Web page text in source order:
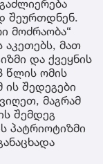
შეურთდნენ.
მოძრაობა“
მათ
და ქვეყნის
წლის ომის
შედეგები
მაგრამ
შემდეგ
პატრიოტიზმი